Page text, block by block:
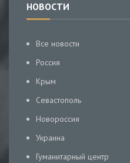
НОВОСТИ
Все новости
Россия
Крым
Севастополь
Новороссия
Украина
Гуманитарный центр